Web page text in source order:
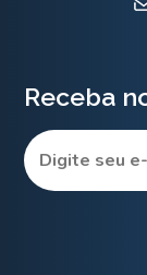
Receba